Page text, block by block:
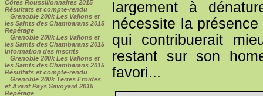
Côtes Roussillonnaires 2015
Résultats et compte-rendu
Grenoble 200k Les Vallons et
les Saints des Chambarans 2015
Repérage
Grenoble 200k Les Vallons et
les Saints des Chambarans 2015
Information des inscrits
Grenoble 200k Les Vallons et
les Saints des Chambarans 2015
Résultats et compte-rendu
Grenoble 200k Terres Froides
et Avant Pays Savoyard 2015
Repérage
largement à
nécessite la
qui contribuerait
restant sur son
favori...